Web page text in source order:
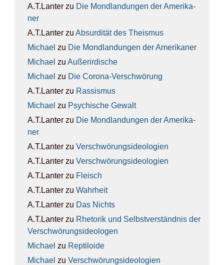
A.T.Lanter zu Die Mond­lan­dun­gen der Ame­ri­ka­
ner
A.T.Lanter zu Absur­di­tät des The­is­mus
Michael zu Die Mond­lan­dun­gen der Ame­ri­ka­ner
Michael zu Außer­ir­di­sche
Michael zu Die Coro­na-Ver­schwö­rung
A.T.Lanter zu Ras­sis­mus
Michael zu Psy­chi­sche Gewalt
A.T.Lanter zu Die Mond­lan­dun­gen der Ame­ri­ka­
ner
A.T.Lanter zu Ver­schwö­rungs­ideo­lo­gien
A.T.Lanter zu Ver­schwö­rungs­ideo­lo­gien
A.T.Lanter zu Fleisch
A.T.Lanter zu Wahr­heit
A.T.Lanter zu Das Nichts
A.T.Lanter zu Rhe­to­rik und Selbst­ver­ständ­nis der
Ver­schwö­rungs­ideo­lo­gen
Michael zu Rep­ti­lo­ide
Michael zu Ver­schwö­rungs­ideo­lo­gien